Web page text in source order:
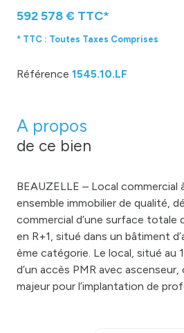
592 578 € TTC*
* TTC : Toutes Taxes Comprises
Référence 1545.10.LF
A propos
de ce bien
BEAUZELLE – Local commercial
ensemble immobilier de qualité,
commercial d’une surface totale
en R+1, situé dans un bâtiment
ème catégorie. Le local, situé au
d’un accès PMR avec
majeur pour l’implantation de